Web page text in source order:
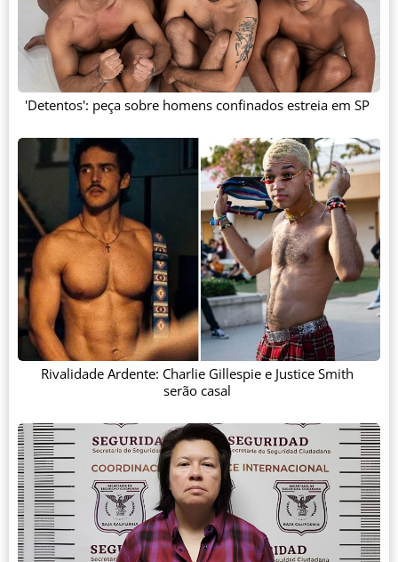
'Detentos': peça sobre homens confinados estreia em SP
Rivalidade Ardente: Charlie Gillespie e Justice Smith
serão casal